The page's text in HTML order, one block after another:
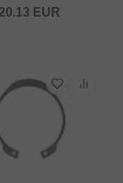
20.13 EUR